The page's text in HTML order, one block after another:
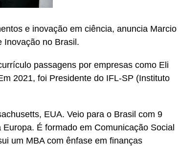
e inovação em ciência, anuncia Marcio
Inovação no Brasil.
passagens por empresas como Eli
2021, foi Presidente do IFL-SP (Instituto
EUA. Veio para o Brasil com 9
É formado em Comunicação Social
um MBA com ênfase em finanças